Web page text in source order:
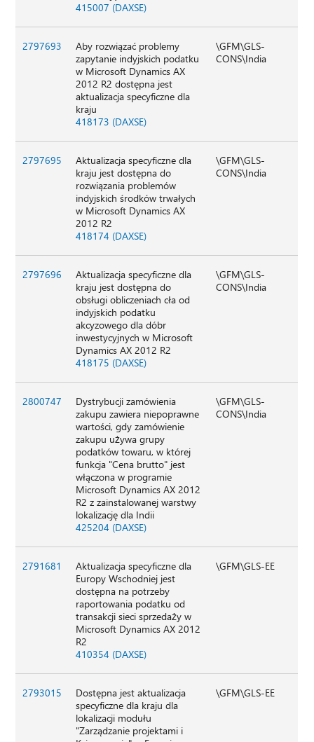
415007 (DAXSE)
2797693
Aby rozwiązać problemy
zapytanie indyjskich podatku
w Microsoft Dynamics AX
2012 R2 dostępna jest
aktualizacja specyficzne dla
kraju
418173 (DAXSE)
\GFM\GLS-
CONS\India
2797695
Aktualizacja specyficzne dla
kraju jest dostępna do
rozwiązania problemów
indyjskich środków trwałych
w Microsoft Dynamics AX
2012 R2
418174 (DAXSE)
\GFM\GLS-
CONS\India
2797696
Aktualizacja specyficzne dla
kraju jest dostępna do
obsługi obliczeniach cła od
indyjskich podatku
akcyzowego dla dóbr
inwestycyjnych w Microsoft
Dynamics AX 2012 R2
418175 (DAXSE)
\GFM\GLS-
CONS\India
2800747
Dystrybucji zamówienia
zakupu zawiera niepoprawne
wartości, gdy zamówienie
zakupu używa grupy
podatków towaru, w której
funkcja "Cena brutto" jest
włączona w programie
Microsoft Dynamics AX 2012
R2 z zainstalowanej warstwy
lokalizację dla Indii
425204 (DAXSE)
\GFM\GLS-
CONS\India
2791681
Aktualizacja specyficzne dla
Europy Wschodniej jest
dostępna na potrzeby
raportowania podatku od
transakcji sieci sprzedaży w
Microsoft Dynamics AX 2012
R2
410354 (DAXSE)
\GFM\GLS-EE
2793015
Dostępna jest aktualizacja
specyficzne dla kraju dla
lokalizacji modułu
"Zarządzanie projektami i
\GFM\GLS-EE